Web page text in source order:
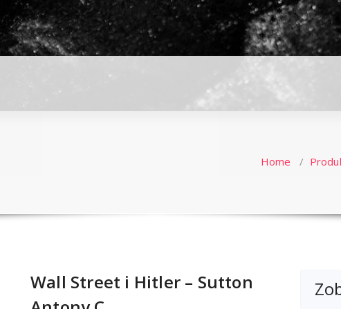
Home /
Wall Street i Hitler – Sutton